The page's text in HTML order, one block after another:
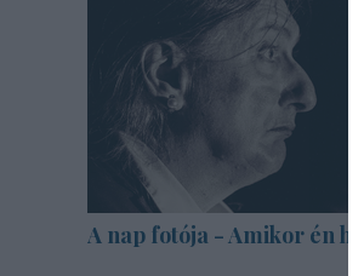
A nap fotója - Amikor én